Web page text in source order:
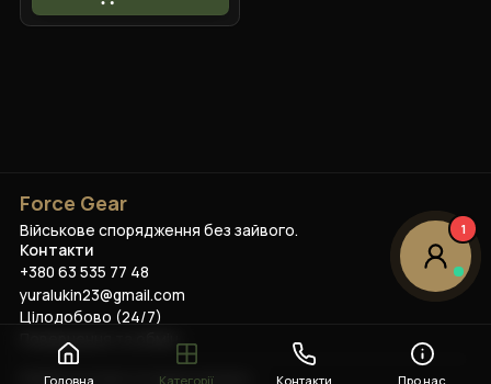
Force Gear
Військове спорядження без зайвого.
Контакти
+380 63 535 77 48
yuralukin23@gmail.com
Цілодобово (24/7)
Повернення та обмін
2026Force Gear . Усі права захищено.
Головна Категорії Контакти Про нас
1